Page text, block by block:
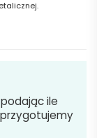
ile